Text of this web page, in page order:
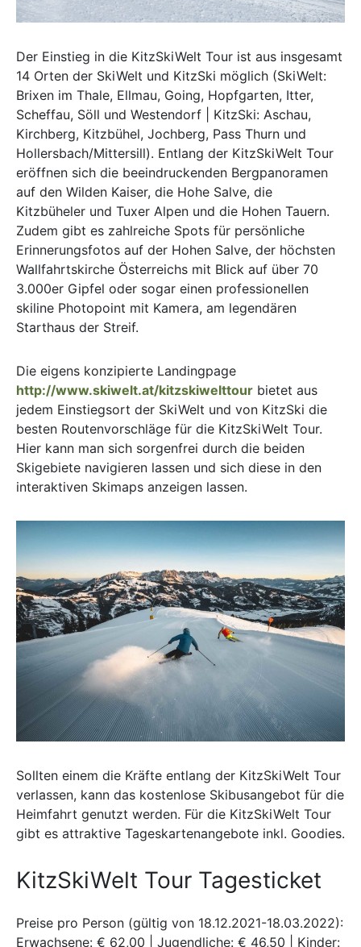
Der Einstieg in die KitzSkiWelt Tour ist aus insgesamt
14 Orten der SkiWelt und KitzSki möglich (SkiWelt:
Brixen im Thale, Ellmau, Going, Hopfgarten, Itter,
Scheffau, Söll und Westendorf | KitzSki: Aschau,
Kirchberg, Kitzbühel, Jochberg, Pass Thurn und
Hollersbach/Mittersill). Entlang der KitzSkiWelt Tour
eröffnen sich die beeindruckenden Bergpanoramen
auf den Wilden Kaiser, die Hohe Salve, die
Kitzbüheler und Tuxer Alpen und die Hohen Tauern.
Zudem gibt es zahlreiche Spots für persönliche
Erinnerungsfotos auf der Hohen Salve, der höchsten
Wallfahrtskirche Österreichs mit Blick auf über 70
3.000er Gipfel oder sogar einen professionellen
skiline Photopoint mit Kamera, am legendären
Starthaus der Streif.
Die eigens konzipierte Landingpage
http://www.skiwelt.at/kitzskiwelttour bietet aus
jedem Einstiegsort der SkiWelt und von KitzSki die
besten Routenvorschläge für die KitzSkiWelt Tour.
Hier kann man sich sorgenfrei durch die beiden
Skigebiete navigieren lassen und sich diese in den
interaktiven Skimaps anzeigen lassen.
Sollten einem die Kräfte entlang der KitzSkiWelt Tour
verlassen, kann das kostenlose Skibusangebot für die
Heimfahrt genutzt werden. Für die KitzSkiWelt Tour
gibt es attraktive Tageskartenangebote inkl. Goodies.
KitzSkiWelt Tour Tagesticket
Preise pro Person (gültig von 18.12.2021-18.03.2022):
Erwachsene: € 62,00 | Jugendliche: € 46,50 | Kinder: